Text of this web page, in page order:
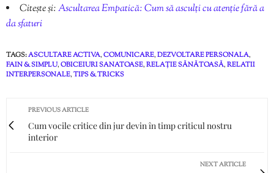
Citește și:Ascultarea Empatică: Cum să asculți cu atenție fără a
da sfaturi
TAGS:ASCULTARE ACTIVA,COMUNICARE,DEZVOLTARE PERSONALA,
FAIN & SIMPLU,OBICEIURI SANATOASE,RELAȚIE SĂNĂTOASĂ,RELATII
INTERPERSONALE,TIPS & TRICKS
PREVIOUS ARTICLE
Cum vocile critice din jur devin în timp criticul nostru
interior
NEXT ARTICLE